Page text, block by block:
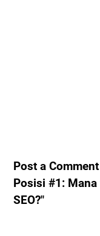
Post a
Posisi #1:
SEO?"